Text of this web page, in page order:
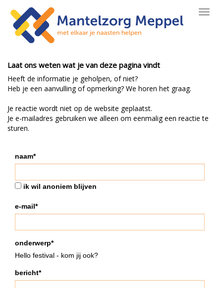
Laat ons weten wat je van deze pagina vindt
Heeft de informatie je geholpen, of niet?
Heb je een aanvulling of opmerking? We horen het graag.
Je reactie wordt niet op de website geplaatst.
Je e-mailadres gebruiken we alleen om eenmalig een reactie te
sturen.
naam*
ik wil anoniem blijven
e-mail*
onderwerp*
Hello festival - kom jij ook?
bericht*